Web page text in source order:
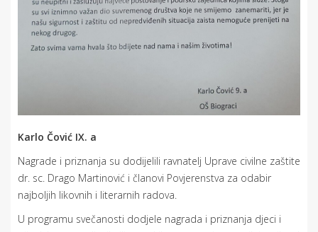
Karlo Čović IX. a
Nagrade i priznanja su dodijelili ravnatelj Uprave civilne zaštite
dr. sc. Drago Martinović i članovi Povjerenstva za odabir
najboljih likovnih i literarnih radova.
U programu svečanosti dodjele nagrada i priznanja djeci i